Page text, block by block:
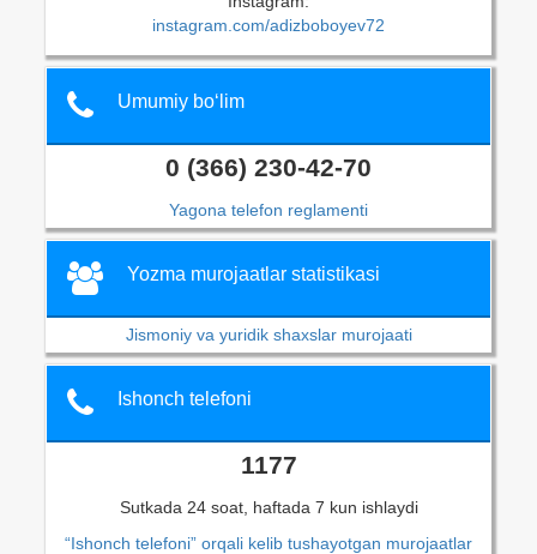
instagram.com/adizboboyev72
Umumiy bo‘lim
0 (366) 230-42-70
Yagona telefon reglamenti
Yozma murojaatlar statistikasi
Jismoniy va yuridik shaxslar murojaati
Ishonch telefoni
1177
Sutkada 24 soat, haftada 7 kun ishlaydi
“Ishonch telefoni” orqali kelib tushayotgan murojaatlar